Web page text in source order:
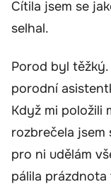
Cítila jsem se
selhal.
Porod byl těžký.
porodní
Když mi položili
rozbrečela jsem
pro ni udělám
pálila